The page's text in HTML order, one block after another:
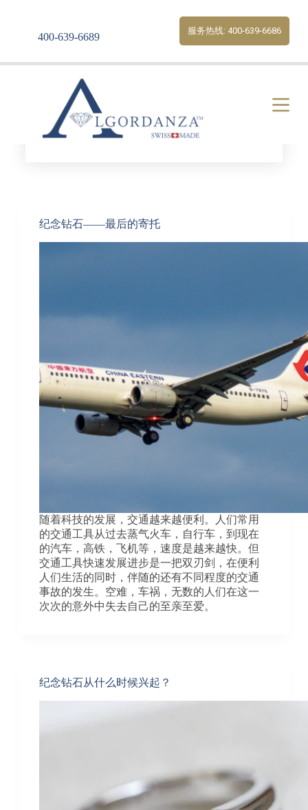
t
400-639-6689
服务热线: 400-639-6686
Tag纪念
纪念钻石——最后的寄托
随着科技的发展，交通越来越便利。人们常用
的交通工具从过去蒸气火车，自行车，到现在
的汽车，高铁，飞机等，速度是越来越快。但
交通工具快速发展进步是一把双刃剑，在便利
人们生活的同时，伴随的还有不同程度的交通
事故的发生。空难，车祸，无数的人们在这一
次次的意外中失去自己的至亲至爱。
纪念钻石从什么时候兴起？